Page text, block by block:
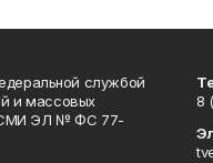
службой
и массовых
СМИ ЭЛ № ФС 77-
8